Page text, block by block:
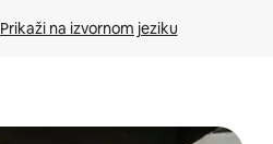
Prikaži na izvornom jeziku